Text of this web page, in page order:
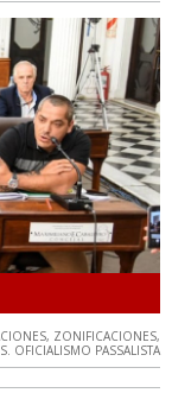
, ZONIFICACIONES,
OFICIALISMO PASSALISTA